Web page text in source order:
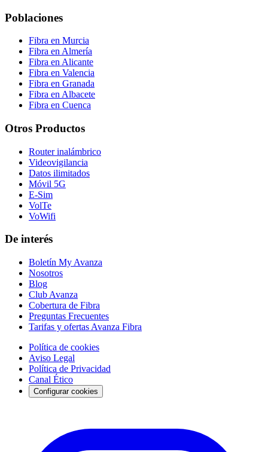
Poblaciones
Fibra en Murcia
Fibra en Almería
Fibra en Alicante
Fibra en Valencia
Fibra en Granada
Fibra en Albacete
Fibra en Cuenca
Otros Productos
Router inalámbrico
Videovigilancia
Datos ilimitados
Móvil 5G
E-Sim
VolTe
VoWifi
De interés
Boletín My Avanza
Nosotros
Blog
Club Avanza
Cobertura de Fibra
Preguntas Frecuentes
Tarifas y ofertas Avanza Fibra
Política de cookies
Aviso Legal
Política de Privacidad
Canal Ético
Configurar cookies